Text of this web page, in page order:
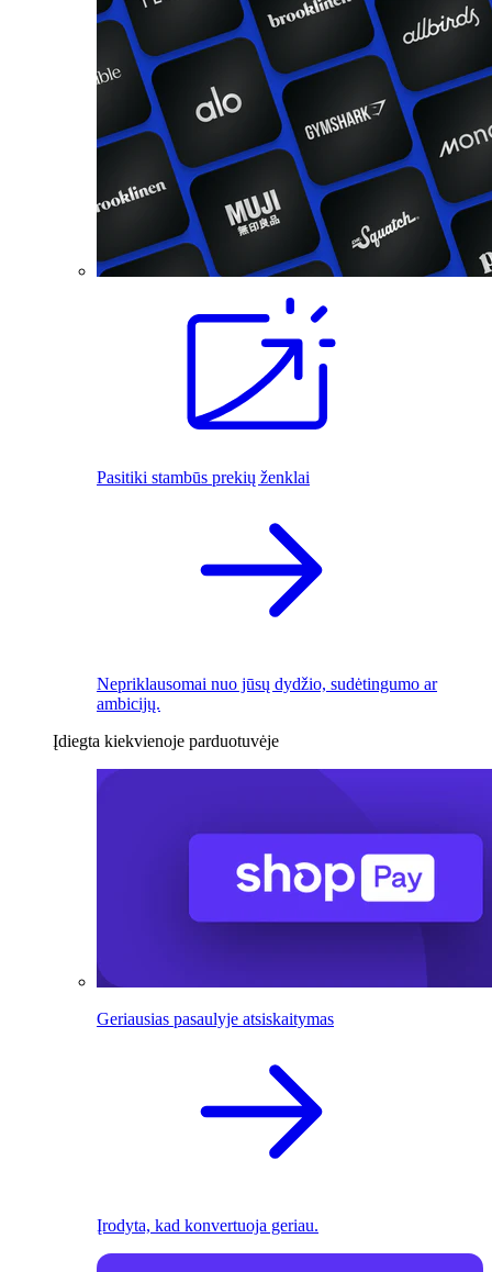
Pasitiki stambūs prekių ženklai
Nepriklausomai nuo jūsų dydžio, sudėtingumo ar
ambicijų.
Įdiegta kiekvienoje parduotuvėje
Geriausias pasaulyje atsiskaitymas
Įrodyta, kad konvertuoja geriau.